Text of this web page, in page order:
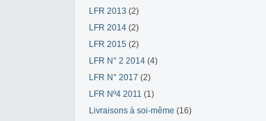
LFR 2013 (2)
LFR 2014 (2)
LFR 2015 (2)
LFR N° 2 2014 (4)
LFR N° 2017 (2)
LFR Nº4 2011 (1)
Livraisons à soi-même (16)